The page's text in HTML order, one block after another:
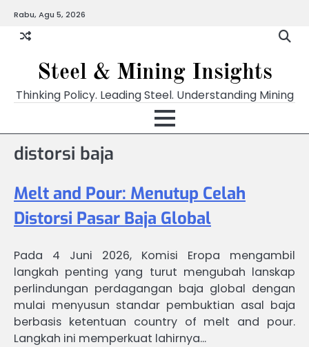
content
Rabu, Agu 5, 2026
Steel & Mining Insights
Thinking Policy. Leading Steel. Understanding Mining
distorsi baja
Melt and Pour: Menutup Celah
Distorsi Pasar Baja Global
Pada 4 Juni 2026, Komisi Eropa mengambil
langkah penting yang turut mengubah lanskap
perlindungan perdagangan baja global dengan
mulai menyusun standar pembuktian asal baja
berbasis ketentuan country of melt and pour.
Langkah ini memperkuat lahirnya…